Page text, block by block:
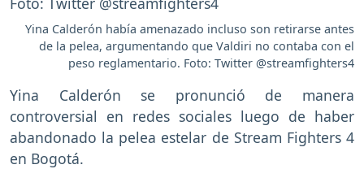
Yina Calderón había amenazado incluso son retirarse antes
de la pelea, argumentando que Valdiri no contaba con el
peso reglamentario. Foto: Twitter @streamfighters4
Yina Calderón se pronunció de manera
controversial en redes sociales luego de haber
abandonado la pelea estelar de Stream Fighters 4
en Bogotá.